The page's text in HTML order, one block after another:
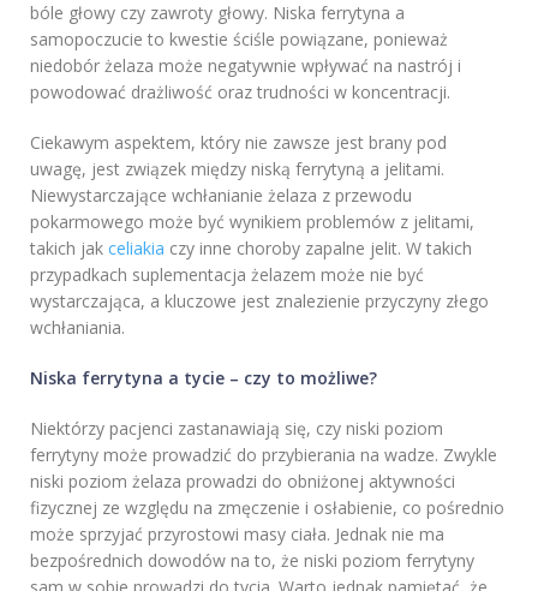
bóle głowy czy zawroty głowy. Niska ferrytyna a
samopoczucie to kwestie ściśle powiązane, ponieważ
niedobór żelaza może negatywnie wpływać na nastrój i
powodować drażliwość oraz trudności w koncentracji.
Ciekawym aspektem, który nie zawsze jest brany pod
uwagę, jest związek między niską ferrytyną a jelitami.
Niewystarczające wchłanianie żelaza z przewodu
pokarmowego może być wynikiem problemów z jelitami,
takich jak celiakia czy inne choroby zapalne jelit. W takich
przypadkach suplementacja żelazem może nie być
wystarczająca, a kluczowe jest znalezienie przyczyny złego
wchłaniania.
Niska ferrytyna a tycie – czy to możliwe?
Niektórzy pacjenci zastanawiają się, czy niski poziom
ferrytyny może prowadzić do przybierania na wadze. Zwykle
niski poziom żelaza prowadzi do obniżonej aktywności
fizycznej ze względu na zmęczenie i osłabienie, co pośrednio
może sprzyjać przyrostowi masy ciała. Jednak nie ma
bezpośrednich dowodów na to, że niski poziom ferrytyny